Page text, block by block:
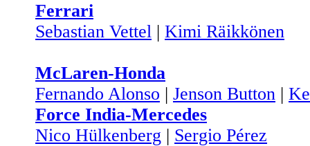
Ferrari
Sebastian Vettel | Kimi Räikkönen
McLaren-Honda
Fernando Alonso | Jenson Button |
Force India-Mercedes
Nico Hülkenberg | Sergio Pérez